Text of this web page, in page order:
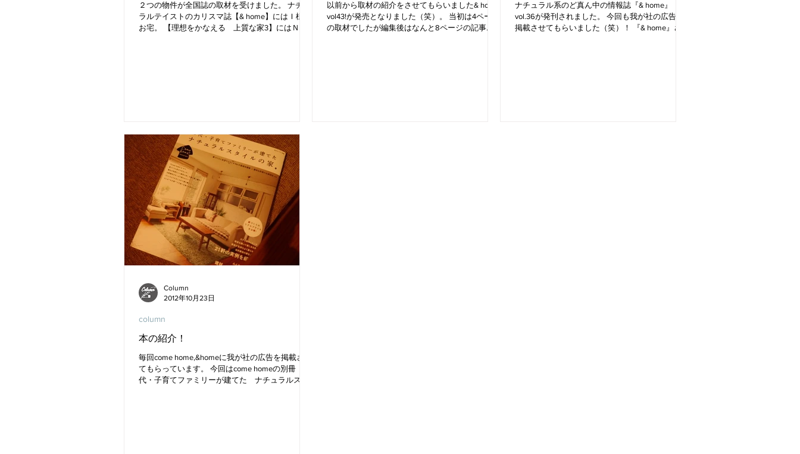
２つの物件が全国誌の取材を受けました。 ナチュ
ラルテイストのカリスマ誌【& home】にはＩ様の
お宅。 【理想をかなえる 上質な家3】にはＮ様
以前から取材の紹介をさせてもらいました& home
vol43!が発売となりました（笑）。 当初は4ページ
の取材でしたが編集後はなんと8ページの記事
ナチュラル系のど真ん中の情報誌『& home』
vol.36が発刊されました。 今回も我が社の広告を
掲載させてもらいました（笑）！ 『& home』さん
本の紹介！
毎回come home,&homeに我が社の広告を掲載させ
てもらっています。 今回はcome homeの別冊【30
代・子育てファミリーが建てた ナチュラルスタ
column
Column
2012年10月23日